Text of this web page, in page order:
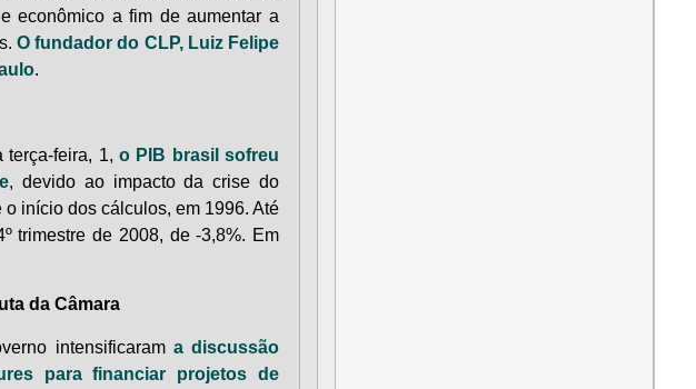
econômico a fim de aumentar a
O fundador do CLP, Luiz Felipe
.
terça-feira, 1,o PIB brasil sofreu
, devido ao impacto da crise do
início dos cálculos, em 1996. Até
trimestre de 2008, de -3,8%. Em
da Câmara
intensificaram a discussão
para financiar projetos de